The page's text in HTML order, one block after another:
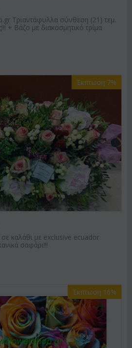
Τριαντάφυλλα σύνθεση (21) τεμ.
+ Βάζο με διακοσμητικό τρίμα
Έκπτωση 7%
καλάθι με exclusive ecuador
σαφάρι!!!
Έκπτωση 16%